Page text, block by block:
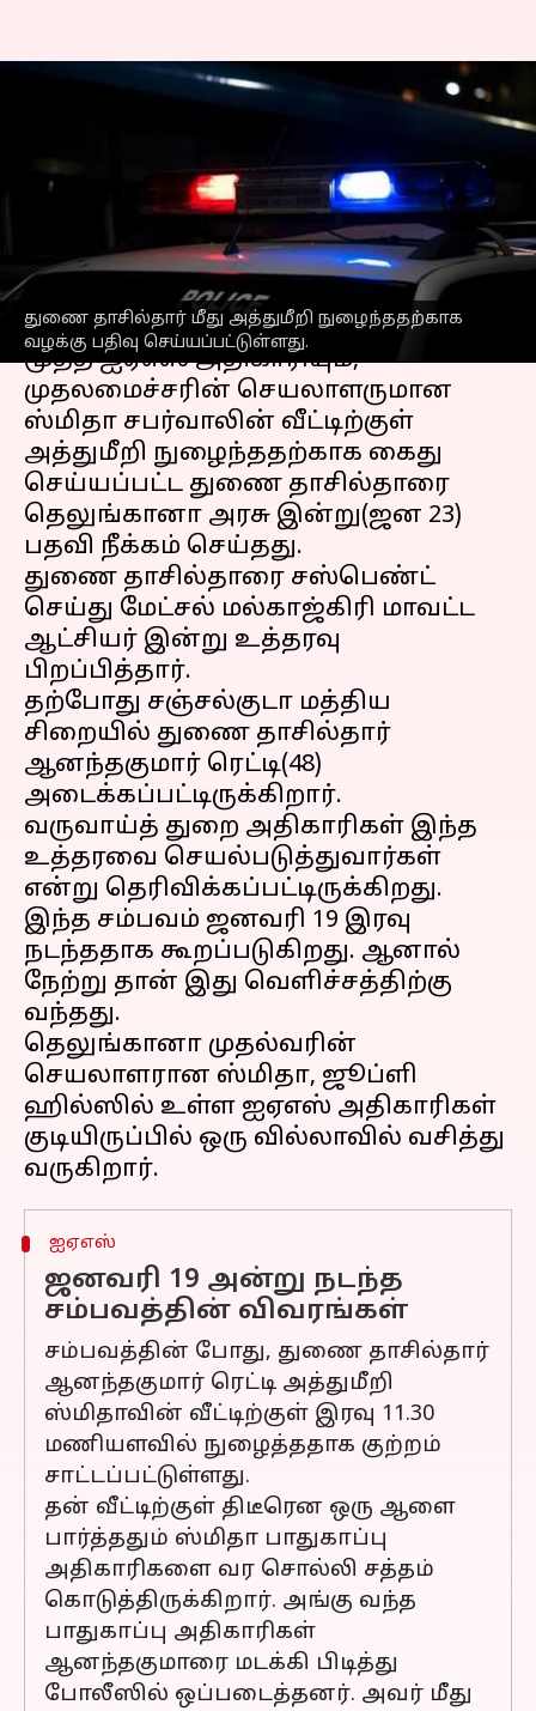
துணை தாசில்தார் மீது அத்துமீறி நுழைந்ததற்காக
வழக்கு பதிவு செய்யப்பட்டுள்ளது.
நள்ளிரவில் பெண் ஐஏஎஸ்
அத்துமீறி நுழைந்த
தாசில்தார் சஸ்பெண்ட்
Sindhuja SM Jan 24, 2023 10:33 am
செய்தி முன்னோட்டம்
மூத்த ஐஏஎஸ் அதிகாரியும்,
முதலமைச்சரின் செயலாளருமான
ஸ்மிதா சபர்வாலின் வீட்டிற்குள்
அத்துமீறி நுழைந்ததற்காக கைது
செய்யப்பட்ட துணை தாசில்தாரை
தெலுங்கானா அரசு இன்று(ஜன 23)
பதவி நீக்கம் செய்தது.
துணை தாசில்தாரை சஸ்பெண்ட்
செய்து மேட்சல் மல்காஜ்கிரி மாவட்ட
ஆட்சியர் இன்று உத்தரவு
பிறப்பித்தார்.
தற்போது சஞ்சல்குடா மத்திய
சிறையில் துணை தாசில்தார்
ஆனந்தகுமார் ரெட்டி(48)
அடைக்கப்பட்டிருக்கிறார்.
வருவாய்த் துறை அதிகாரிகள் இந்த
உத்தரவை செயல்படுத்துவார்கள்
என்று தெரிவிக்கப்பட்டிருக்கிறது.
இந்த சம்பவம் ஜனவரி 19 இரவு
நடந்ததாக கூறப்படுகிறது. ஆனால்
நேற்று தான் இது வெளிச்சத்திற்கு
வந்தது.
தெலுங்கானா முதல்வரின்
செயலாளரான ஸ்மிதா, ஜூப்ளி
ஹில்ஸில் உள்ள ஐஏஎஸ் அதிகாரிகள்
குடியிருப்பில் ஒரு வில்லாவில் வசித்து
ஐஏஎஸ்
ஜனவரி 19 அன்று நடந்த
சம்பவத்தின் விவரங்கள்
சம்பவத்தின் போது, துணை தாசில்தார்
ஆனந்தகுமார் ரெட்டி அத்துமீறி
ஸ்மிதாவின் வீட்டிற்குள் இரவு 11.30
மணியளவில் நுழைத்ததாக குற்றம்
சாட்டப்பட்டுள்ளது.
தன் வீட்டிற்குள் திடீரென ஒரு ஆளை
பார்த்ததும் ஸ்மிதா பாதுகாப்பு
அதிகாரிகளை வர சொல்லி சத்தம்
கொடுத்திருக்கிறார். அங்கு வந்த
பாதுகாப்பு அதிகாரிகள்
ஆனந்தகுமாரை மடக்கி பிடித்து
போலீஸில் ஒப்படைத்தனர். அவர் மீது